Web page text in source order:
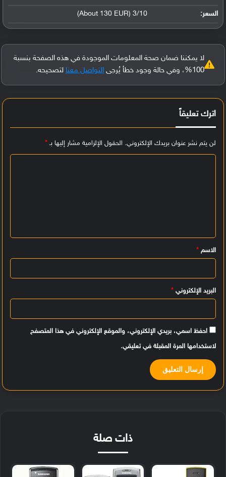
السعر: 3/10 (About 130 EUR)
لا يمكننا ضمان صحة المعلومات الموجودة في هذه الصفحة بنسبة
100%، وفي حالة وجود خطأ يُرجى
التواصل معنا لتصحيحه.
اترك تعليقاً
لن يتم نشر عنوان بريدك الإلكتروني. الحقول الإلزامية مشار إليها بـ*
ي
ق
الاسم *
البريد الإلكتروني *
احفظ اسمي، بريدي الإلكتروني، والموقع الإلكتروني في هذا المتصفح
لاستخدامها المرة المقبلة في تعليقي.
ذات صلة